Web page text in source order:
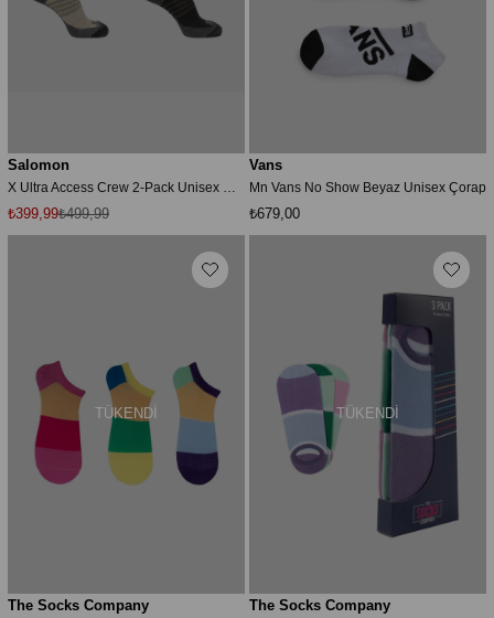
Salomon
X Ultra Access Crew 2-Pack Unisex Çorap LC2083100
₺399,99₺499,99
Vans
Mn Vans No Show Beyaz Unisex Çorap
₺679,00
TÜKENDI
The Socks Company
TÜKENDI
The Socks Company